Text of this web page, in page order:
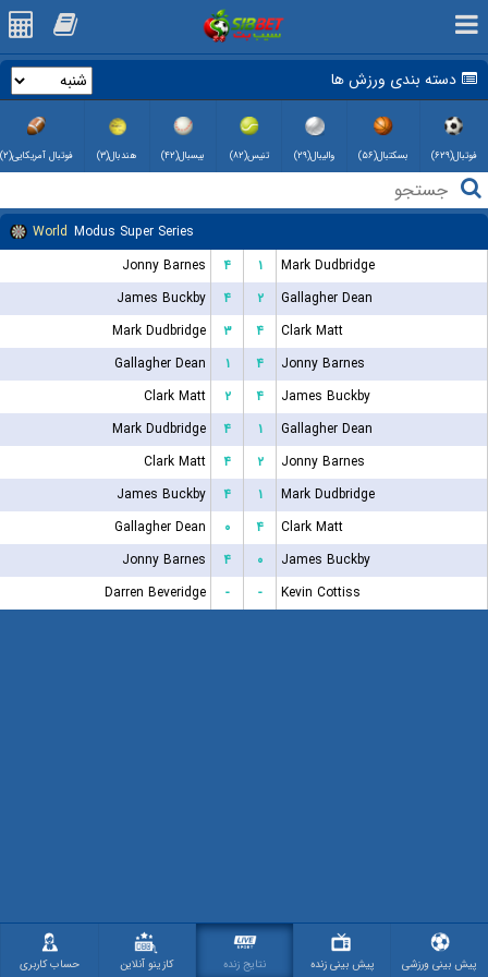
دسته بندی ورزش ها
فوتبال(۶۲۹) بسکتبال(۵۶) والیبال(۲۹) تنیس(۸۲) بیسبال(۴۲) هندبال(۳) فوتبال آمریکایی(۲)
World Modus Super Series
Jonny Barnes
۴ ۱
Mark Dudbridge
James Buckby
۴ ۲
Gallagher Dean
Mark Dudbridge
۳ ۴
Clark Matt
Gallagher Dean
۱ ۴
Jonny Barnes
Clark Matt
۲ ۴
James Buckby
Mark Dudbridge
۴ ۱
Gallagher Dean
Clark Matt
۴ ۲
Jonny Barnes
James Buckby
۴ ۱
Mark Dudbridge
Gallagher Dean
۰ ۴
Clark Matt
Jonny Barnes
۴ ۰
James Buckby
Darren Beveridge
- - Kevin Cottiss
پیش بینی ورزشی پیش بینی زنده نتایج زنده کازینو آنلاین حساب کاربری